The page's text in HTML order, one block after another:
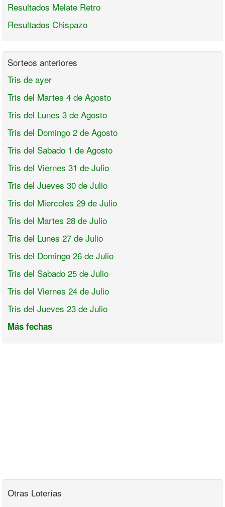
Resultados Melate Retro
Resultados Chispazo
Sorteos anteriores
Tris de ayer
Tris del Martes 4 de Agosto
Tris del Lunes 3 de Agosto
Tris del Domingo 2 de Agosto
Tris del Sabado 1 de Agosto
Tris del Viernes 31 de Julio
Tris del Jueves 30 de Julio
Tris del Miercoles 29 de Julio
Tris del Martes 28 de Julio
Tris del Lunes 27 de Julio
Tris del Domingo 26 de Julio
Tris del Sabado 25 de Julio
Tris del Viernes 24 de Julio
Tris del Jueves 23 de Julio
Más fechas
Otras Loterías